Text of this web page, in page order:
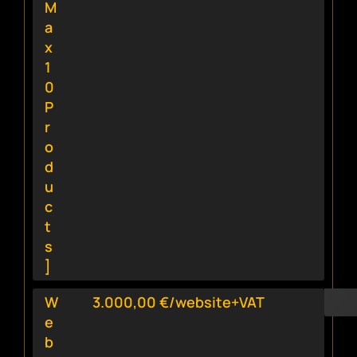
M
a
x
1
0
P
r
o
d
u
c
t
s
]
W
e
b
3.000,00 €/website+VAT